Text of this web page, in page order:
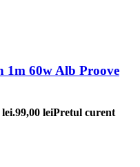
1m 60w Alb Proove
99,00 leiPretul curent